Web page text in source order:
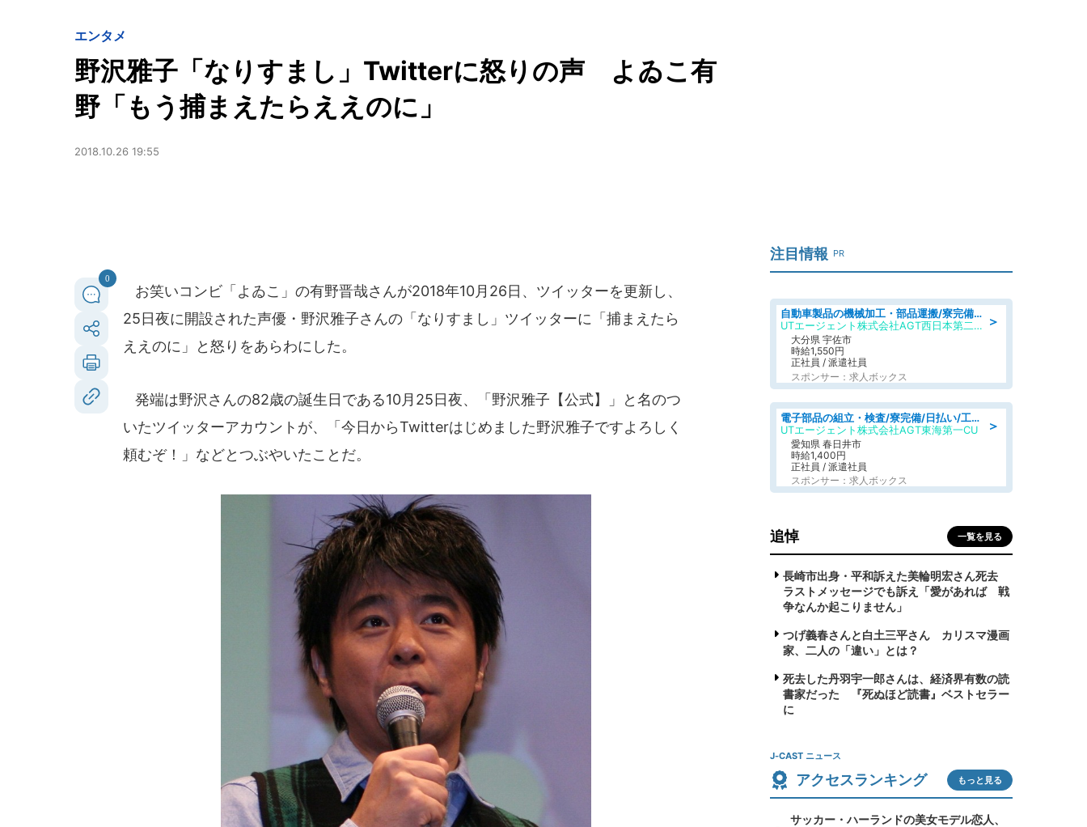
エンタメ
野沢雅子「なりすまし」Twitterに怒りの声 よゐこ有
野「もう捕まえたらええのに」
2018.10.26 19:55
0
お笑いコンビ「よゐこ」の有野晋哉さんが2018年10月26日、ツイッターを更新し、
25日夜に開設された声優・野沢雅子さんの「なりすまし」ツイッターに「捕まえたら
ええのに」と怒りをあらわにした。
発端は野沢さんの82歳の誕生日である10月25日夜、「野沢雅子【公式】」と名のつ
いたツイッターアカウントが、「今日からTwitterはじめました野沢雅子ですよろしく
頼むぞ！」などとつぶやいたことだ。
注目情報 PR
＞
自動車製品の機械加工・部品運搬/寮完備/日払い/工場・製造
UTエージェント株式会社AGT西日本第二CU
大分県 宇佐市
時給1,550円
正社員 / 派遣社員
スポンサー：求人ボックス
＞
電子部品の組立・検査/寮完備/日払い/工場・製造
UTエージェント株式会社AGT東海第一CU
愛知県 春日井市
時給1,400円
正社員 / 派遣社員
スポンサー：求人ボックス
追悼 一覧を見る
長崎市出身・平和訴えた美輪明宏さん死去
ラストメッセージでも訴え「愛があれば 戦
争なんか起こりません」
つげ義春さんと白土三平さん カリスマ漫画
家、二人の「違い」とは？
死去した丹羽宇一郎さんは、経済界有数の読
書家だった 『死ぬほど読書』ベストセラー
に
J-CAST ニュース
アクセスランキング もっと見る
サッカー・ハーランドの美女モデル恋人、